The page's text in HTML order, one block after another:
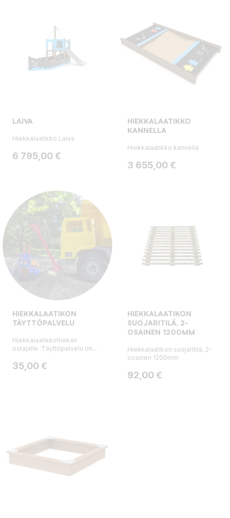
LAIVA
Hiekkalaatikko Laiva
Hinta
6 795,00 €
HIEKKALAATIKKO
KANNELLA
Hiekkalaatikko kannella
Hinta
3 655,00 €
HIEKKALAATIKON
TÄYTTÖPALVELU
Hiekkalaatikkohiekan
ostajalle. Täyttöpalvelu on...
Hinta
35,00 €
HIEKKALAATIKON
SUOJARITILÄ, 2-
OSAINEN 1200MM
Hiekkalaatikon suojaritilä, 2-
osainen 1200mm
Hinta
92,00 €